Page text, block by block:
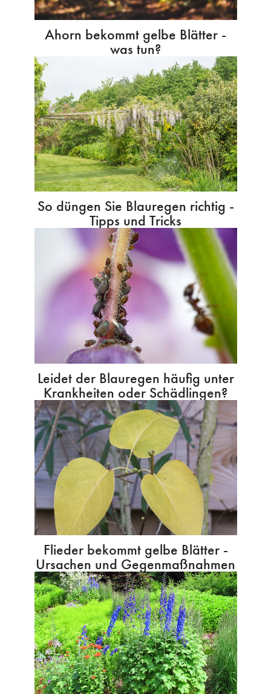
Ahorn bekommt gelbe Blätter -
was tun?
So düngen Sie Blauregen richtig -
Tipps und Tricks
Leidet der Blauregen häufig unter
Krankheiten oder Schädlingen?
Flieder bekommt gelbe Blätter -
Ursachen und Gegenmaßnahmen